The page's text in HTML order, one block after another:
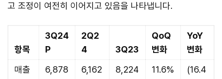
고 조정이 여전히 이어지고 있음을 나타냅니다.
항목
3Q24
P
2Q2
4
3Q23
QoQ
변화
YoY
변화
매출
6,878
6,162
8,224
11.6%
(16.4